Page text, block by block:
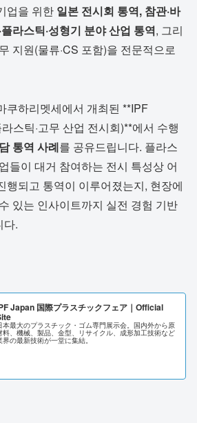
업을 위한 일본 전시회 통역, 참관·바
라스틱·성형기 분야 산업 통역, 그리
지원(물류·CS 포함)을 전문적으로
쿠하리멧세에서 개최된 **IPF
스틱·고무 산업 전시회)**에서 수행
통역 사례를 공유드립니다. 플라스
들이 대거 참여하는 전시 특성상 어
행되고 통역이 이루어졌는지, 현장에
있는 인사이트까지 실전 경험 기반
다.
Japan 国際プラスチックフェア｜Official
本最大のプラスチック・ゴム専門展示会。国内外から原
料、機械、製品、金型、リサイクル、成形加工技術など
界の最新技術が一堂に集結。